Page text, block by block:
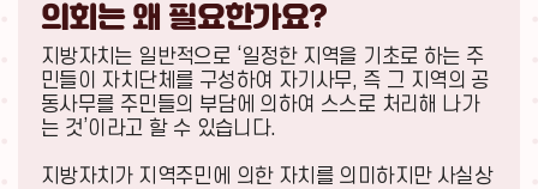
의회는 왜 필요한가요?
지방자치는 일반적으로 ‘일정한 지역을 기초로 하는 주
민들이 자치단체를 구성하여 자기사무, 즉 그 지역의 공
동사무를 주민들의 부담에 의하여 스스로 처리해 나가
는 것’이라고 할 수 있습니다.
지방자치가 지역주민에 의한 자치를 의미하지만 사실상